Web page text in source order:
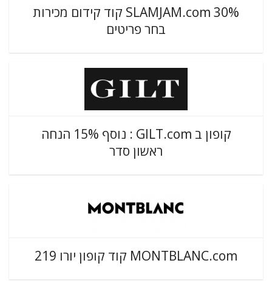
SLAMJAM.com 30% קוד קידום מכירות
בחר פריטים
קופון ב GILT.com : נוסף 15% הנחה
ראשון סדר
MONTBLANC.com קוד קופון יורו 219